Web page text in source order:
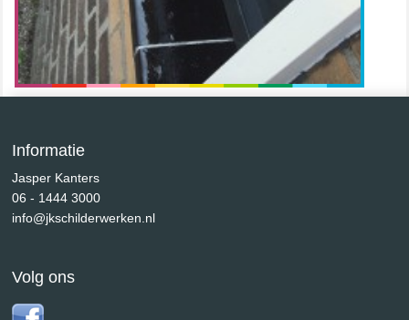
Informatie
Jasper Kanters
06 - 1444 3000
info@jkschilderwerken.nl
Volg ons